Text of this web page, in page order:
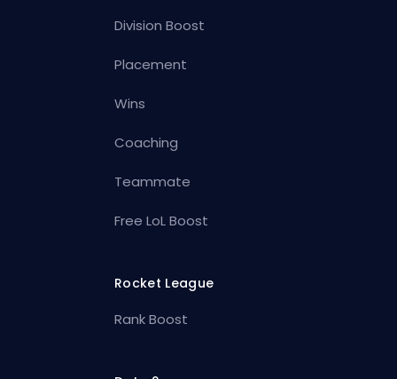
Division Boost
Placement
Wins
Coaching
Teammate
Free LoL Boost
Rocket League
Rank Boost